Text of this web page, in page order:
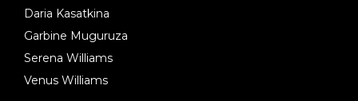
Daria Kasatkina
Garbine Muguruza
Serena Williams
Venus Williams